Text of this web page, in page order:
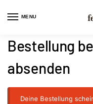
MENU
Bestellung
absenden
Deine Bestellung